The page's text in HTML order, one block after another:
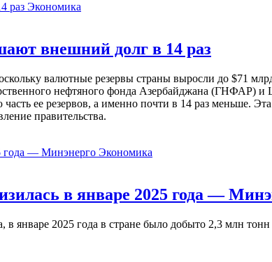
Экономика
внешний долг в 14 раз
валютные резервы страны выросли до $71
нефтяного фонда Азербайджана (ГНФАР) и
ее резервов, а именно почти в 14 раз меньше.
правительства.
Экономика
в январе 2025 года —
2025 года в стране было добыто 2,3 млн тонн